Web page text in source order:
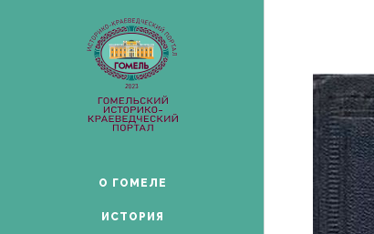
О ГОМЕЛЕ
ИСТОРИЯ